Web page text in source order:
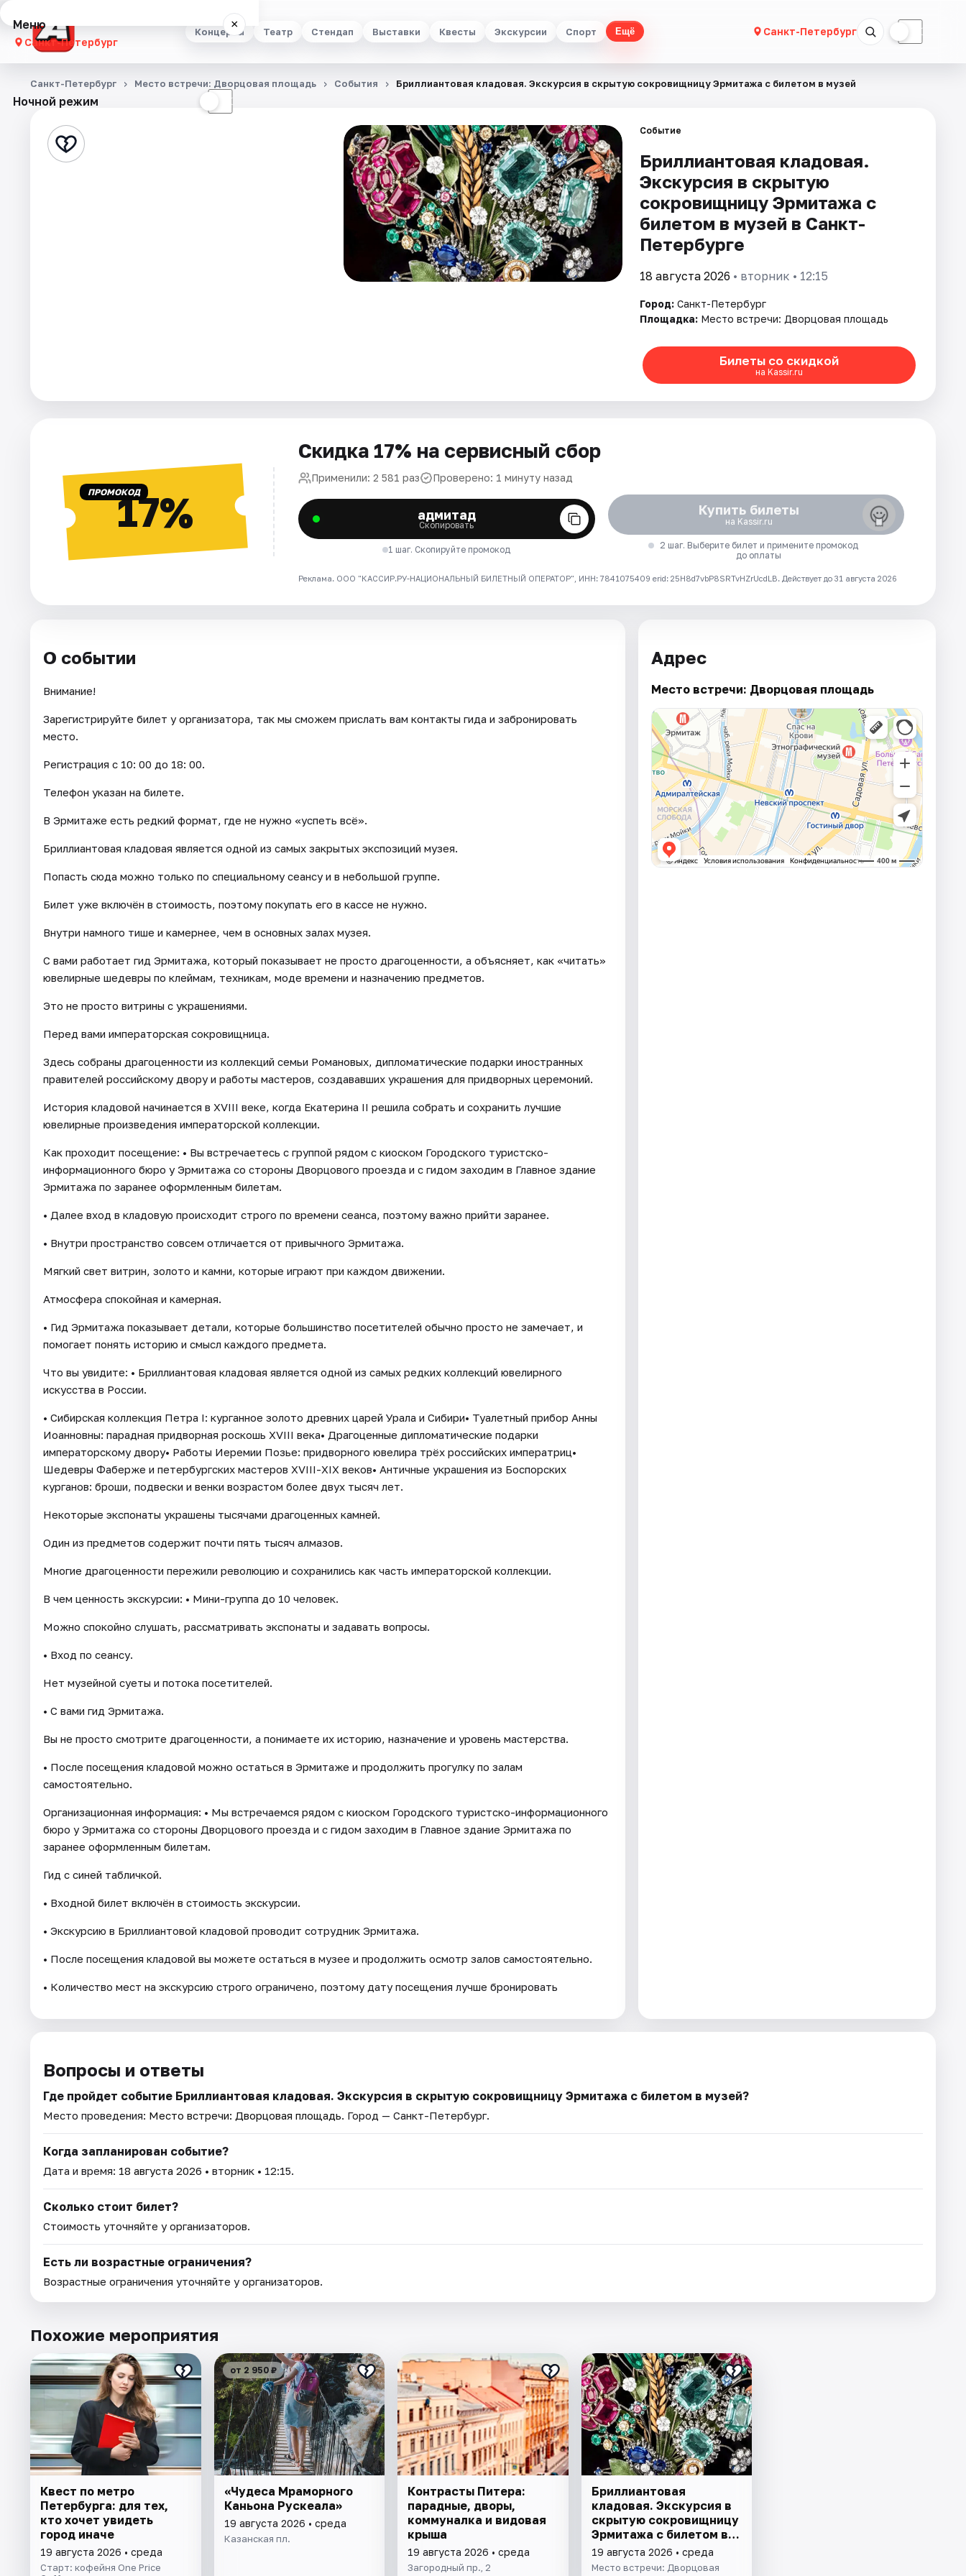
Концерты Театр Стендап Выставки Квесты Экскурсии Спорт Ещё Санкт-Петербург ☾
Меню ×
Санкт-Петербург
Концерты
Стендап
Ночной режим ☾
Санкт-Петербург Место встречи: Дворцовая площадь События Бриллиантовая кладовая. Экскурсия в скрытую сокровищницу Эрмитажа с билетом в музей
Событие
Бриллиантовая кладовая.
Экскурсия в скрытую
сокровищницу Эрмитажа с
билетом в музей в Санкт-
Петербурге
18 августа 2026 • вторник • 12:15
Город: Санкт-Петербург
Площадка: Место встречи: Дворцовая площадь
Билеты со скидкой
на Kassir.ru
ПРОМОКОД17%
Скидка 17% на сервисный сбор
Применили: 2 581 раз Проверено: 1 минуту назад
адмитад
Скопировать
1 шаг. Скопируйте промокод
Купить билеты
на Kassir.ru
2 шаг. Выберите билет и примените промокод
до оплаты
Реклама. ООО "КАССИР.РУ-НАЦИОНАЛЬНЫЙ БИЛЕТНЫЙ ОПЕРАТОР", ИНН: 7841075409 erid: 25H8d7vbP8SRTvHZrUcdLB. Действует до 31 августа 2026
О событии
Внимание!
Зарегистрируйте билет у организатора, так мы сможем прислать вам контакты гида и забронировать
место.
Регистрация с 10: 00 до 18: 00.
Телефон указан на билете.
В Эрмитаже есть редкий формат, где не нужно «успеть всё».
Бриллиантовая кладовая является одной из самых закрытых экспозиций музея.
Попасть сюда можно только по специальному сеансу и в небольшой группе.
Билет уже включён в стоимость, поэтому покупать его в кассе не нужно.
Внутри намного тише и камернее, чем в основных залах музея.
С вами работает гид Эрмитажа, который показывает не просто драгоценности, а объясняет, как «читать»
ювелирные шедевры по клеймам, техникам, моде времени и назначению предметов.
Это не просто витрины с украшениями.
Перед вами императорская сокровищница.
Здесь собраны драгоценности из коллекций семьи Романовых, дипломатические подарки иностранных
правителей российскому двору и работы мастеров, создававших украшения для придворных церемоний.
История кладовой начинается в XVIII веке, когда Екатерина II решила собрать и сохранить лучшие
ювелирные произведения императорской коллекции.
Как проходит посещение: • Вы встречаетесь с группой рядом с киоском Городского туристско-
информационного бюро у Эрмитажа со стороны Дворцового проезда и с гидом заходим в Главное здание
Эрмитажа по заранее оформленным билетам.
• Далее вход в кладовую происходит строго по времени сеанса, поэтому важно прийти заранее.
• Внутри пространство совсем отличается от привычного Эрмитажа.
Мягкий свет витрин, золото и камни, которые играют при каждом движении.
Атмосфера спокойная и камерная.
• Гид Эрмитажа показывает детали, которые большинство посетителей обычно просто не замечает, и
помогает понять историю и смысл каждого предмета.
Что вы увидите: • Бриллиантовая кладовая является одной из самых редких коллекций ювелирного
искусства в России.
• Сибирская коллекция Петра I: курганное золото древних царей Урала и Сибири• Туалетный прибор Анны
Иоанновны: парадная придворная роскошь XVIII века• Драгоценные дипломатические подарки
императорскому двору• Работы Иеремии Позье: придворного ювелира трёх российских императриц•
Шедевры Фаберже и петербургских мастеров XVIII-XIX веков• Античные украшения из Боспорских
курганов: броши, подвески и венки возрастом более двух тысяч лет.
Некоторые экспонаты украшены тысячами драгоценных камней.
Один из предметов содержит почти пять тысяч алмазов.
Многие драгоценности пережили революцию и сохранились как часть императорской коллекции.
В чем ценность экскурсии: • Мини-группа до 10 человек.
Можно спокойно слушать, рассматривать экспонаты и задавать вопросы.
• Вход по сеансу.
Нет музейной суеты и потока посетителей.
• С вами гид Эрмитажа.
Вы не просто смотрите драгоценности, а понимаете их историю, назначение и уровень мастерства.
• После посещения кладовой можно остаться в Эрмитаже и продолжить прогулку по залам
самостоятельно.
Организационная информация: • Мы встречаемся рядом с киоском Городского туристско-информационного
бюро у Эрмитажа со стороны Дворцового проезда и с гидом заходим в Главное здание Эрмитажа по
заранее оформленным билетам.
Гид с синей табличкой.
• Входной билет включён в стоимость экскурсии.
• Экскурсию в Бриллиантовой кладовой проводит сотрудник Эрмитажа.
• После посещения кладовой вы можете остаться в музее и продолжить осмотр залов самостоятельно.
• Количество мест на экскурсию строго ограничено, поэтому дату посещения лучше бронировать
Адрес
Место встречи: Дворцовая площадь
Вопросы и ответы
Где пройдет событие Бриллиантовая кладовая. Экскурсия в скрытую сокровищницу Эрмитажа с билетом в музей?
Место проведения: Место встречи: Дворцовая площадь. Город — Санкт-Петербург.
Когда запланирован событие?
Дата и время: 18 августа 2026 • вторник • 12:15.
Сколько стоит билет?
Стоимость уточняйте у организаторов.
Есть ли возрастные ограничения?
Возрастные ограничения уточняйте у организаторов.
Похожие мероприятия
Квест по метро
Петербурга: для тех,
кто хочет увидеть
город иначе
19 августа 2026 • среда
Старт: кофейня One Price
от 2 950 ₽
«Чудеса Мраморного
Каньона Рускеала»
19 августа 2026 • среда
Казанская пл.
Контрасты Питера:
парадные, дворы,
коммуналка и видовая
крыша
19 августа 2026 • среда
Загородный пр., 2
Бриллиантовая
кладовая. Экскурсия в
скрытую сокровищницу
Эрмитажа с билетом в
музей
19 августа 2026 • среда
Место встречи: Дворцовая